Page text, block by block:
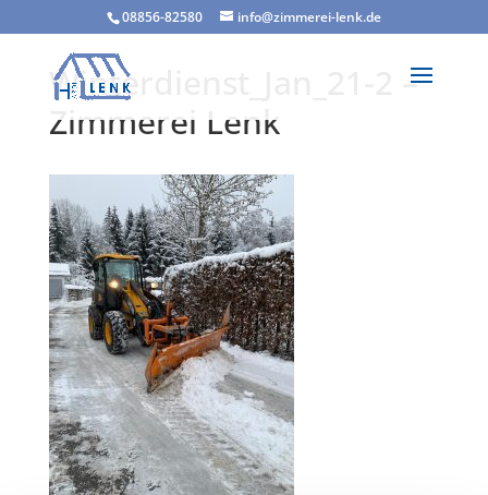
08856-82580 info@zimmerei-lenk.de
Winterdienst_Jan_21-2 –
Zimmerei Lenk